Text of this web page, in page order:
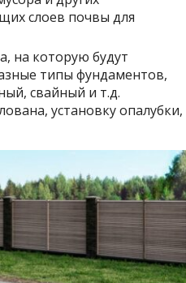
слоев почвы для
на которую будут
типы фундаментов,
свайный и т.д.
установку опалубки,